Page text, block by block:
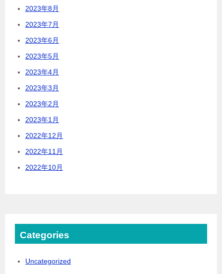
2023年8月
2023年7月
2023年6月
2023年5月
2023年4月
2023年3月
2023年2月
2023年1月
2022年12月
2022年11月
2022年10月
Categories
Uncategorized